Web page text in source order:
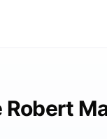
Robert